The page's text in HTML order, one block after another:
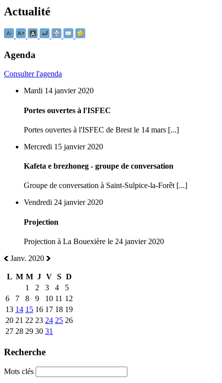
Actualité
Agenda
Consulter l'agenda
Mardi 14 janvier 2020
Portes ouvertes à l'ISFEC
Portes ouvertes à l'ISFEC de Brest le 14 mars [...]
Mercredi 15 janvier 2020
Kafeta e brezhoneg - groupe de conversation
Groupe de conversation à Saint-Sulpice-la-Forêt [...]
Vendredi 24 janvier 2020
Projection
Projection à La Bouexière le 24 janvier 2020
Janv. 2020
L M M J V S D
1
2 3 4
5
6
7 8 9 10 11 12
13 14 15 16 17 18 19
20 21 22 23 24 25 26
27 28 29 30 31
Recherche
Mots clés